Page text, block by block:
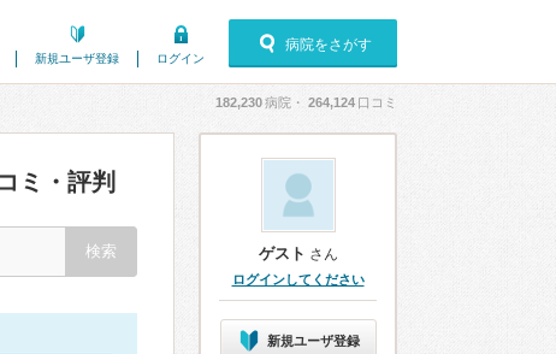
新規ユーザ登録 ログイン
病院をさがす
182,230病院・ 264,124 口コミ
ミ・評判
ゲスト さん
ログインしてください
新規ユーザ登録